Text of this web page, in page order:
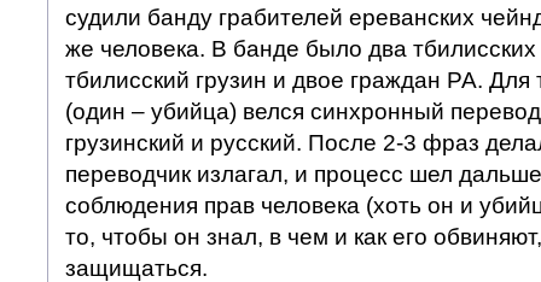
судили банду грабителей ереванских
же человека. В банде было два
тбилисский грузин и двое граждан РА. Для
(один – убийца) велся синхронный
грузинский и русский. После 2-3 фраз
переводчик излагал, и процесс шел
соблюдения прав человека (хоть он и
то, чтобы он знал, в чем и как его
защищаться.